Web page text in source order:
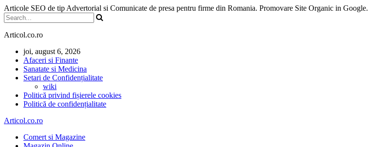
Articole SEO de tip Advertorial si Comunicate de presa pentru firme din Romania. Promovare Site Organic in Google.
Articol.co.ro
joi, august 6, 2026
Afaceri si Finante
Sanatate si Medicina
Setari de Confidențialitate
wiki
Politică privind fișierele cookies
Politică de confidențialitate
Articol.co.ro
Comert si Magazine